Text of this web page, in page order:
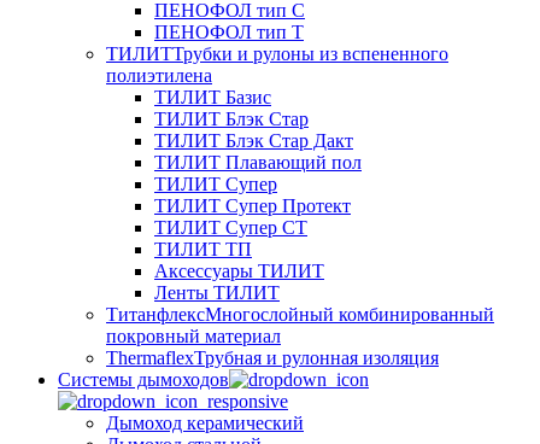
ПЕНОФОЛ тип C
ПЕНОФОЛ тип T
ТИЛИТТрубки и рулоны из вспененного
полиэтилена
ТИЛИТ Базис
ТИЛИТ Блэк Стар
ТИЛИТ Блэк Стар Дакт
ТИЛИТ Плавающий пол
ТИЛИТ Супер
ТИЛИТ Супер Протект
ТИЛИТ Супер СТ
ТИЛИТ ТП
Аксессуары ТИЛИТ
Ленты ТИЛИТ
ТитанфлексМногослойный комбинированный
покровный материал
ThermaflexТрубная и рулонная изоляция
Cистемы дымоходов
Дымоход керамический